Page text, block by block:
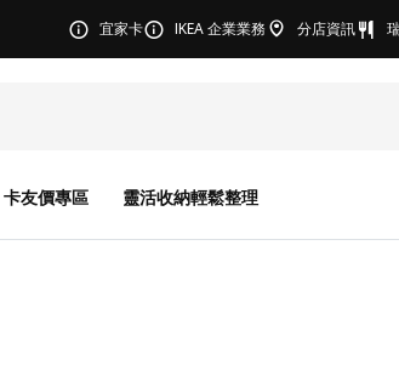
宜家卡 IKEA 企業業務 分店資訊
卡友價專區 靈活收納輕鬆整理